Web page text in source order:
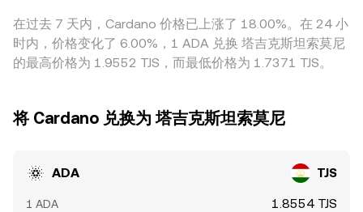
在过去 7 天内，Cardano 价格已上涨了 18.00%。在 24 小
时内，价格变化了 6.00%，1 ADA 兑换 塔吉克斯坦索莫尼
的最高价格为 1.9552 TJS，而最低价格为 1.7371 TJS。
将 Cardano 兑换为 塔吉克斯坦索莫尼
ADA TJS
1 ADA 1.8554 TJS